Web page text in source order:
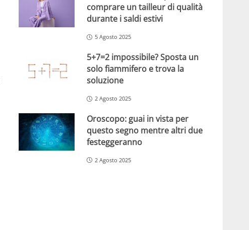
comprare un tailleur di qualità
durante i saldi estivi
5 Agosto 2025
5+7=2 impossibile? Sposta un
solo fiammifero e trova la
soluzione
2 Agosto 2025
Oroscopo: guai in vista per
questo segno mentre altri due
festeggeranno
2 Agosto 2025